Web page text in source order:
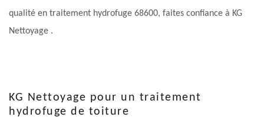
qualité en traitement hydrofuge 68600, faites confiance à KG
Nettoyage .
KG Nettoyage pour un traitement
hydrofuge de toiture